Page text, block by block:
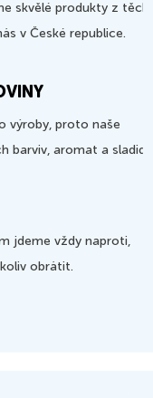
skvělé produkty z těch
v České republice.
výroby, proto naše
barviv, aromat a
jdeme vždy naproti,
obrátit.